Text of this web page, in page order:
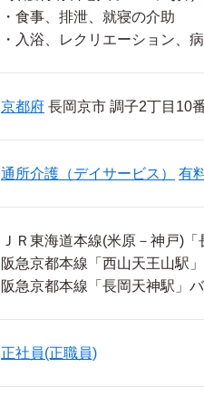
・食事、排泄、就寝の介助
・入浴、レクリエーション
京都府 長岡京市 調子2丁目10
通所介護（デイサービス） 有
ＪＲ東海道本線(米原－神戸)
阪急京都本線「西山天王山駅
阪急京都本線「長岡天神駅」
正社員(正職員)